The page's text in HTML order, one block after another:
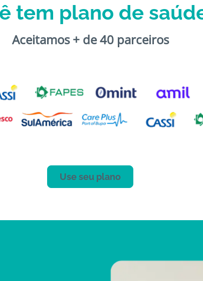
tem plano de
Aceitamos + de 40 parceiros
Use seu plano